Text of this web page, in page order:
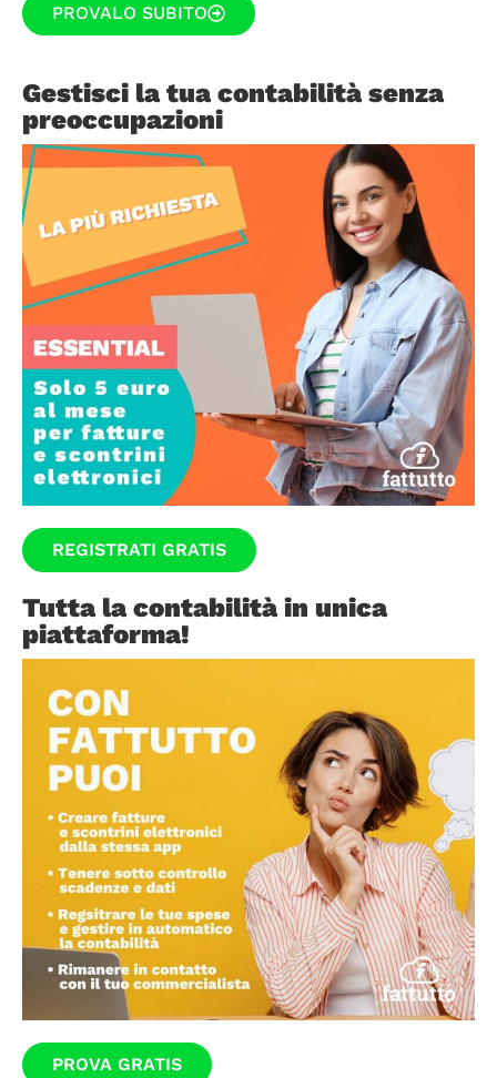
PROVALO SUBITO
Gestisci la tua contabilità senza
preoccupazioni
REGISTRATI GRATIS
Tutta la contabilità in unica
piattaforma!
PROVA GRATIS